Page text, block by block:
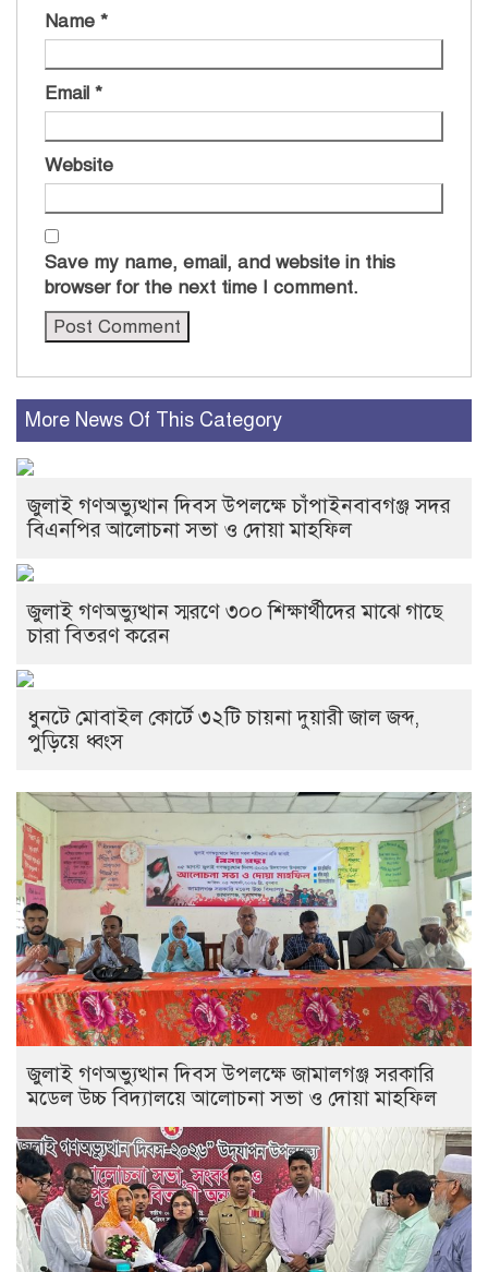
Name *
Email *
Website
Save my name, email, and website in this
browser for the next time I comment.
More News Of This Category
জুলাই গণঅভ্যুত্থান দিবস উপলক্ষে চাঁপাইনবাবগঞ্জ সদর
বিএনপির আলোচনা সভা ও দোয়া মাহফিল
জুলাই গণঅভ্যুত্থান স্মরণে ৩০০ শিক্ষার্থীদের মাঝে গাছে
চারা বিতরণ করেন
ধুনটে মোবাইল কোর্টে ৩২টি চায়না দুয়ারী জাল জব্দ,
পুড়িয়ে ধ্বংস
জুলাই গণঅভ্যুত্থান দিবস উপলক্ষে জামালগঞ্জ সরকারি
মডেল উচ্চ বিদ্যালয়ে আলোচনা সভা ও দোয়া মাহফিল